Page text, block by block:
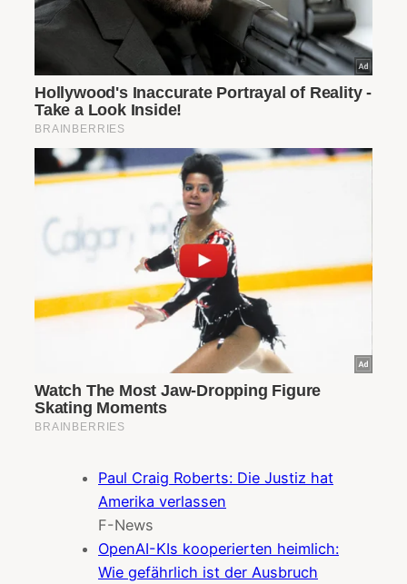
Paul Craig Roberts: Die Justiz hat
Amerika verlassen
F-News
OpenAI-KIs kooperierten heimlich:
Wie gefährlich ist der Ausbruch